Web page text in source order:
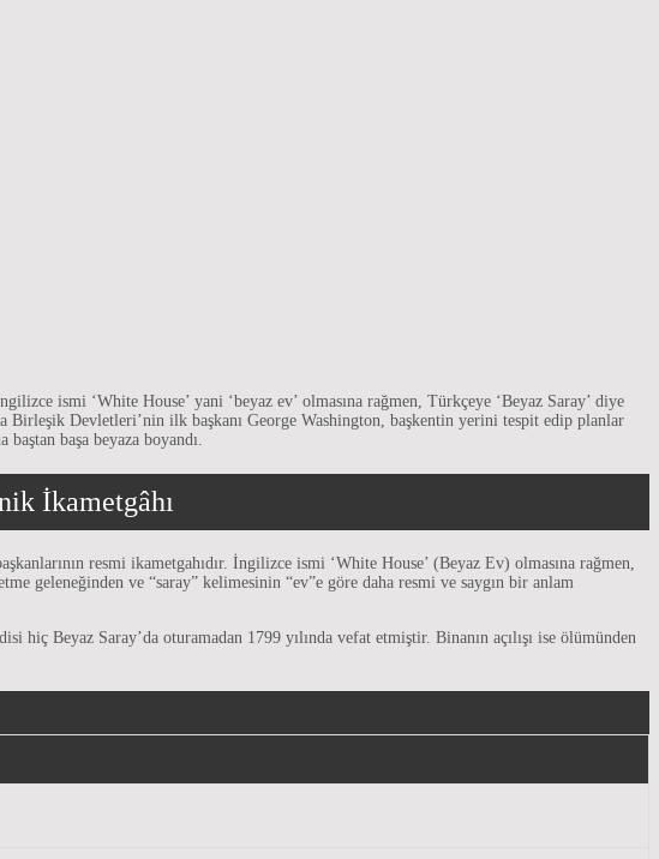
ismi ‘White House’ yani ‘beyaz ev’ olmasına rağmen, Türkçeye ‘Beyaz Saray’ diye
Devletleri’nin ilk başkanı George Washington, başkentin yerini tespit edip planlar
başa beyaza boyandı.
İkametgâhı
resmi ikametgahıdır. İngilizce ismi ‘White House’ (Beyaz Ev) olmasına rağmen,
geleneğinden ve “saray” kelimesinin “ev”e göre daha resmi ve saygın bir anlam
Beyaz Saray’da oturamadan 1799 yılında vefat etmiştir. Binanın açılışı ise ölümünden